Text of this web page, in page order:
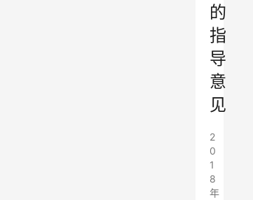
的
指
导
意
见
2
0
1
8
年